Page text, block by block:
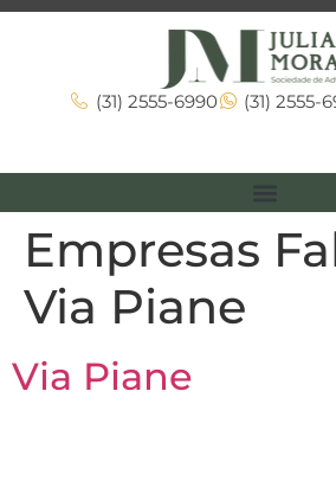
(31) 2555-6990 (31) 2555-
Empresas
Via Piane
Via Piane